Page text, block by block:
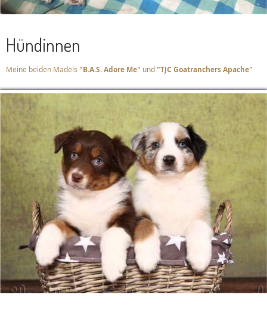
Hündinnen
Meine beiden Mädels "B.A.S. Adore Me" und"TJC Goatranchers Apache"